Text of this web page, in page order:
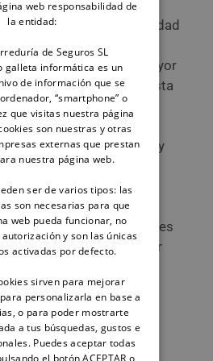
edad es uno de los
de esta enfermedad
óseo-articular. Sin
que tu perro se haga mayor
que vaya a padecer esta
de perros grandes y
son claros pacientes
Además de
los kilos de más
de las articulaciones
más rápidamente al estar
carga.
artrosis en
web responsabilidad de
la entidad:
de Seguros SL
galleta informática es un
de información que se
“smartphone” o
que visitas nuestra página
son nuestras y otras
externas que prestan
nuestra página web.
ser de varios tipos: las
son necesarias para que
web pueda funcionar, no
y son las únicas
activadas por defecto.
sirven para mejorar
personalizarla en base a
o para poder mostrarte
a tus búsquedas, gustos e
Puedes aceptar todas
el botón ACEPTAR o